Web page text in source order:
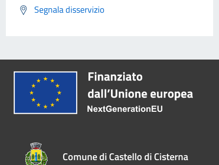
Segnala disservizio
Comune di Castello di Cisterna